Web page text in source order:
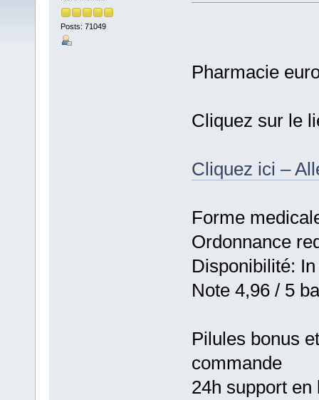
Posts: 71049
Pharmacie
Cliquez sur le
Cliquez ici –
Forme
Ordonnance
Disponibilité:
Note 4,96 / 5
Pilules bonus
commande
24h support en